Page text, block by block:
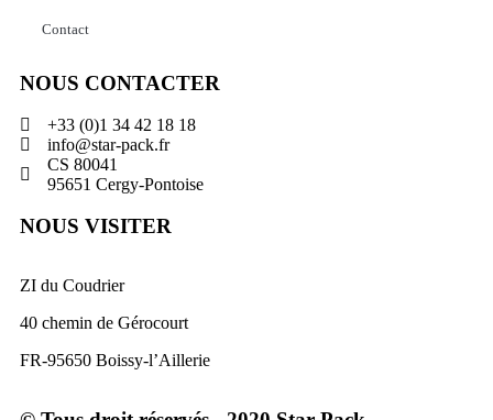
Contact
NOUS CONTACTER
+33 (0)1 34 42 18 18
info@star-pack.fr
CS 80041
95651 Cergy-Pontoise
NOUS VISITER
ZI du Coudrier
40 chemin de Gérocourt
FR-95650 Boissy-l’Aillerie